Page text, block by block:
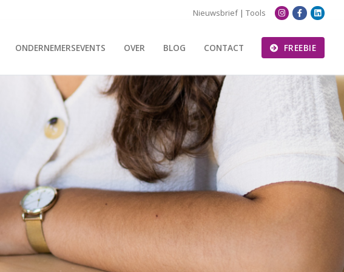
Nieuwsbrief| Tools
ONDERNEMERSEVENTS OVER BLOG CONTACT FREEBIE